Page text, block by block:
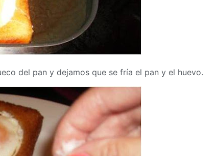
del pan y dejamos que se fría el pan y el huevo.